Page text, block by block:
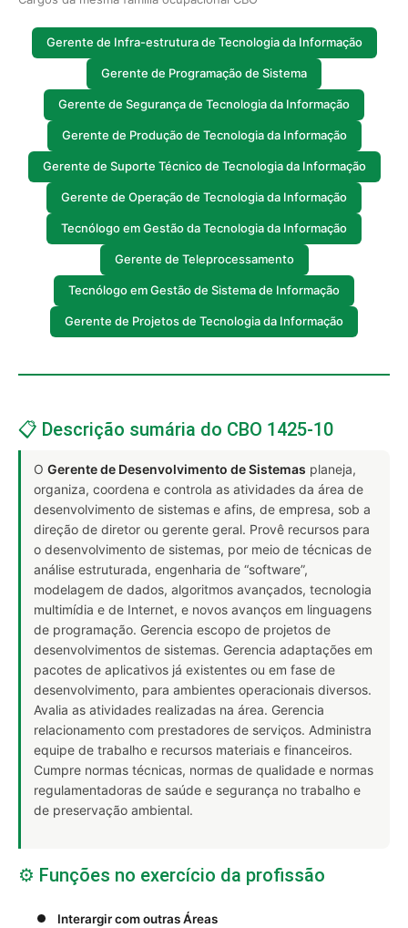
Gerente de Infra-estrutura de Tecnologia da Informação
Gerente de Programação de Sistema
Gerente de Segurança de Tecnologia da Informação
Gerente de Produção de Tecnologia da Informação
Gerente de Suporte Técnico de Tecnologia da Informação
Gerente de Operação de Tecnologia da Informação
Tecnólogo em Gestão da Tecnologia da Informação
Gerente de Teleprocessamento
Tecnólogo em Gestão de Sistema de Informação
Gerente de Projetos de Tecnologia da Informação
📋 Descrição sumária do CBO 1425-10
O Gerente de Desenvolvimento de Sistemas planeja,
organiza, coordena e controla as atividades da área de
desenvolvimento de sistemas e afins, de empresa, sob a
direção de diretor ou gerente geral. Provê recursos para
o desenvolvimento de sistemas, por meio de técnicas de
análise estruturada, engenharia de “software”,
modelagem de dados, algoritmos avançados, tecnologia
multimídia e de Internet, e novos avanços em linguagens
de programação. Gerencia escopo de projetos de
desenvolvimentos de sistemas. Gerencia adaptações em
pacotes de aplicativos já existentes ou em fase de
desenvolvimento, para ambientes operacionais diversos.
Avalia as atividades realizadas na área. Gerencia
relacionamento com prestadores de serviços. Administra
equipe de trabalho e recursos materiais e financeiros.
Cumpre normas técnicas, normas de qualidade e normas
regulamentadoras de saúde e segurança no trabalho e
de preservação ambiental.
⚙️ Funções no exercício da profissão
Interargir com outras Áreas